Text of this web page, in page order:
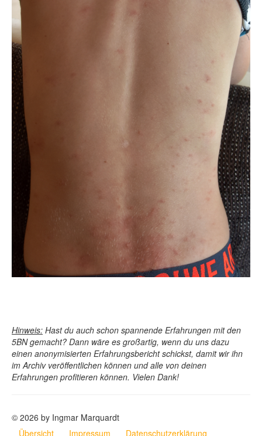
Hinweis: Hast du auch schon spannende Erfahrungen mit den
5BN gemacht? Dann wäre es großartig, wenn du uns dazu
einen anonymisierten Erfahrungsbericht schickst, damit wir ihn
im Archiv veröffentlichen können und alle von deinen
Erfahrungen profitieren können. Vielen Dank!
© 2026 by Ingmar Marquardt
Übersicht
Impressum Datenschutzerklärung